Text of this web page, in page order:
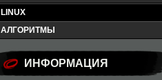
LINUX
АЛГОРИТМЫ
ИНФОРМАЦИЯ